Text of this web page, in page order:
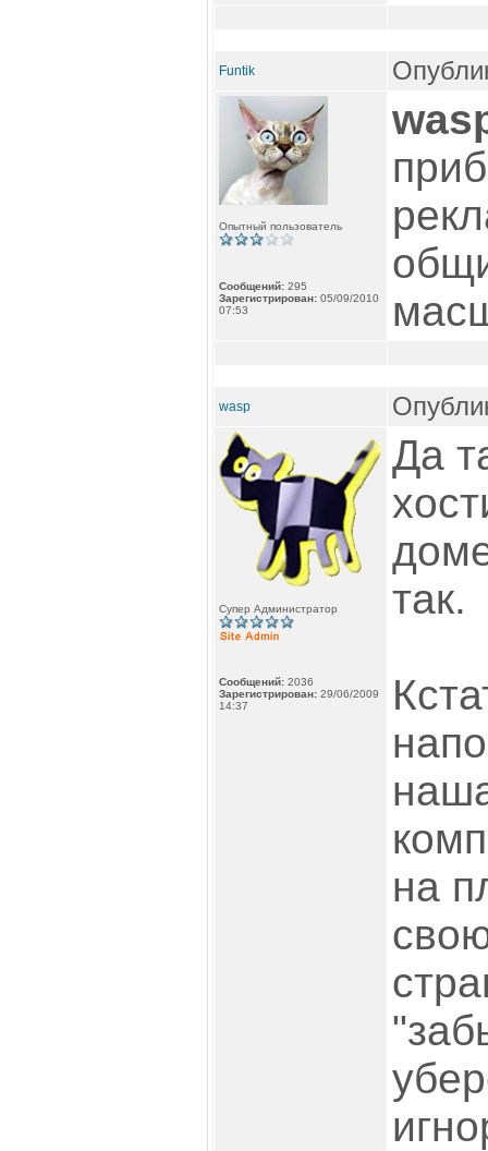
Funtik
Опытный пользователь
Сообщений: 295
Зарегистрирован: 05/09/2010
07:53
wasp
Супер Администратор
Сообщений: 2036
Зарегистрирован: 29/06/2009
14:37
Да
так.
на